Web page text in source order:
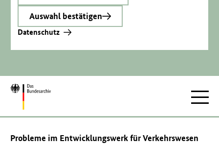
Auswahl bestätigen
Datenschutz
Zur
Probleme im Entwicklungswerk für Verkehrswesen